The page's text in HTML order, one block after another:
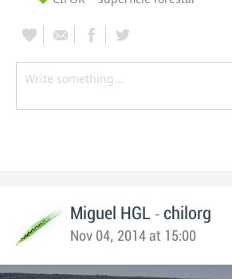
Miguel HGL - chilorg
Nov 04, 2014 at 15:00